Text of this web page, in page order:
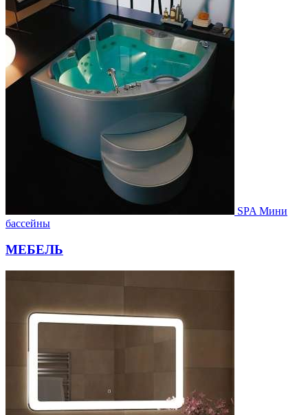
SPA Мини
бассейны
МЕБЕЛЬ